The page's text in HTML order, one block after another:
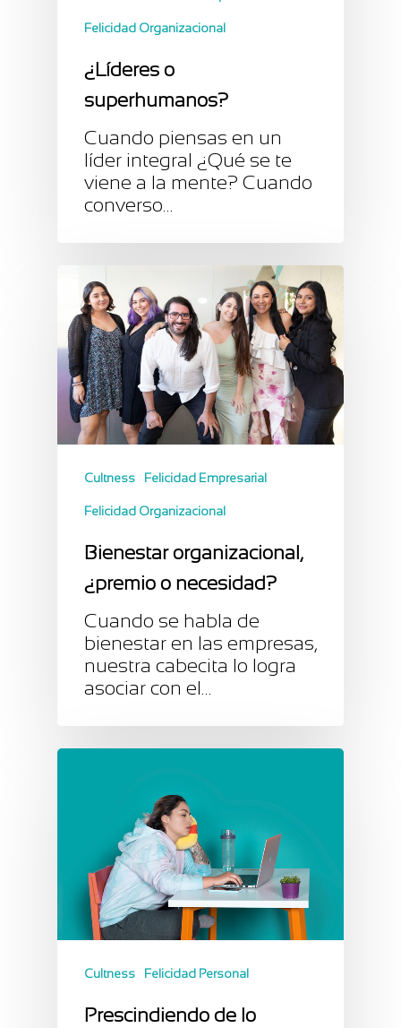
Felicidad Organizacional
¿Líderes o
superhumanos?
Cuando piensas en un
líder integral ¿Qué se te
viene a la mente? Cuando
converso…
Cultness Felicidad Empresarial
Felicidad Organizacional
Bienestar organizacional,
¿premio o necesidad?
Cuando se habla de
bienestar en las empresas,
nuestra cabecita lo logra
asociar con el…
Cultness Felicidad Personal
Prescindiendo de lo